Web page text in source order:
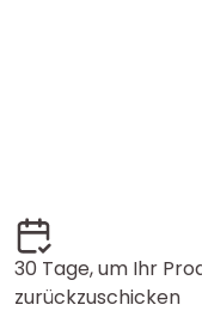
30 Tage, um Ihr
zurückzuschicken